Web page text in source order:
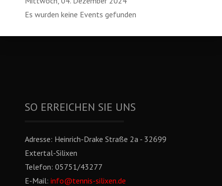
Es wurden keine Events gefunden
SO ERREICHEN SIE UNS
Adresse: Heinrich-Drake Straße 2a - 32699
Extertal-Silixen
Telefon: 05751/43277
E-Mail: info@tennis-silixen.de